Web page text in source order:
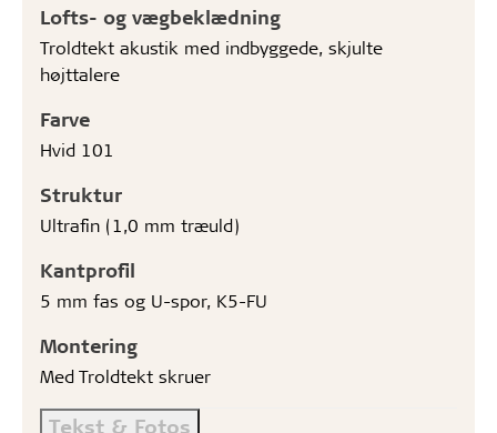
Lofts- og vægbeklædning
Troldtekt akustik med indbyggede, skjulte
højttalere
Farve
Hvid 101
Struktur
Ultrafin (1,0 mm træuld)
Kantprofil
5 mm fas og U-spor, K5-FU
Montering
Med Troldtekt skruer
Tekst & Fotos